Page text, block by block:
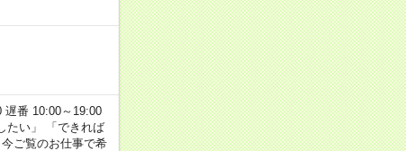
遅番 10:00～19:00
たい」 「できれば
ご覧のお仕事で希